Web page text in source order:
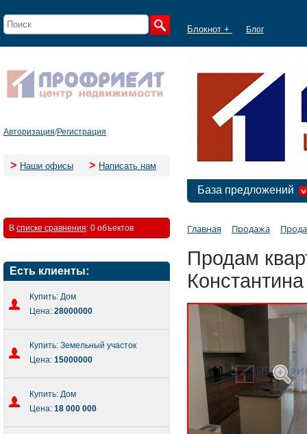
Блокнот + Блог
Авторизация/Регистрация
> Наши офисы > Написать нам
База предложений
В списке сравнения: 0 объектов
Есть клиенты:
Купить: Дом
Цена: 28000000
Купить: Земельный участок
Цена: 15000000
Купить: Дом
Цена: 18 000 000
Главная Продажа
Продам